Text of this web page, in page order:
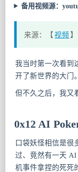
备用视频源：
来源：【 视频
我当时第一次看到
开了新世界的大门。
但不久之后，我又
0x12 AI
口袋妖怪相信是很
过、竟然有一天
机事件拿捏的死死